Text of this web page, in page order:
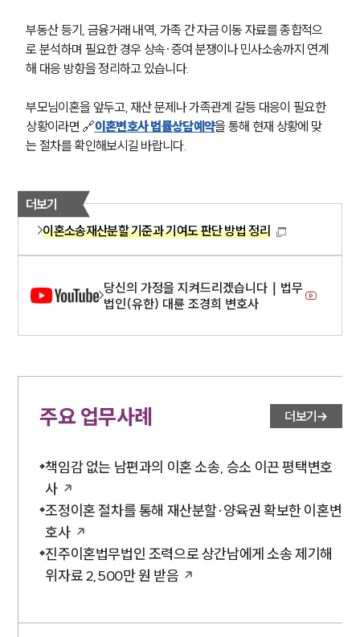
부동산 등기, 금융거래 내역, 가족 간 자금 이동 자료를 종합적으
로 분석하며 필요한 경우 상속·증여 분쟁이나 민사소송까지 연계
해 대응 방향을 정리하고 있습니다.
부모님이혼을 앞두고, 재산 문제나 가족관계 갈등 대응이 필요한
상황이라면 🔗이혼변호사 법률상담예약을 통해 현재 상황에 맞
는 절차를 확인해보시길 바랍니다.
더보기
이혼소송재산분할 기준과 기여도 판단 방법 정리
당신의 가정을 지켜드리겠습니다｜법무
법인(유한) 대륜 조경희 변호사
주요 업무사례 더보기
책임감 없는 남편과의 이혼 소송, 승소 이끈 평택변호
사
조정이혼 절차를 통해 재산분할·양육권 확보한 이혼변
호사
진주이혼법무법인 조력으로 상간남에게 소송 제기해
위자료 2,500만 원 받음